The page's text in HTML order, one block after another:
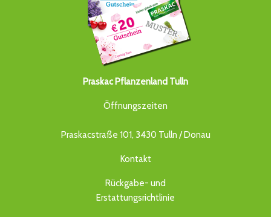
Praskac Pflanzenland Tulln
Öffnungszeiten
Praskacstraße 101, 3430 Tulln / Donau
Kontakt
Rückgabe- und
Erstattungsrichtlinie